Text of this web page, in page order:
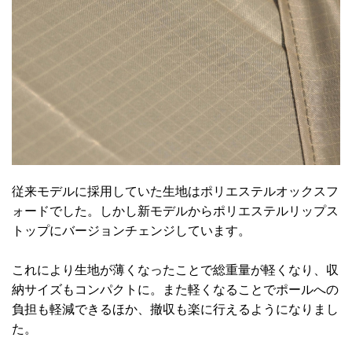
従来モデルに採用していた生地はポリエステルオックスフ
ォードでした。しかし新モデルからポリエステルリップス
トップにバージョンチェンジしています。
これにより生地が薄くなったことで総重量が軽くなり、収
納サイズもコンパクトに。また軽くなることでポールへの
負担も軽減できるほか、撤収も楽に行えるようになりまし
た。